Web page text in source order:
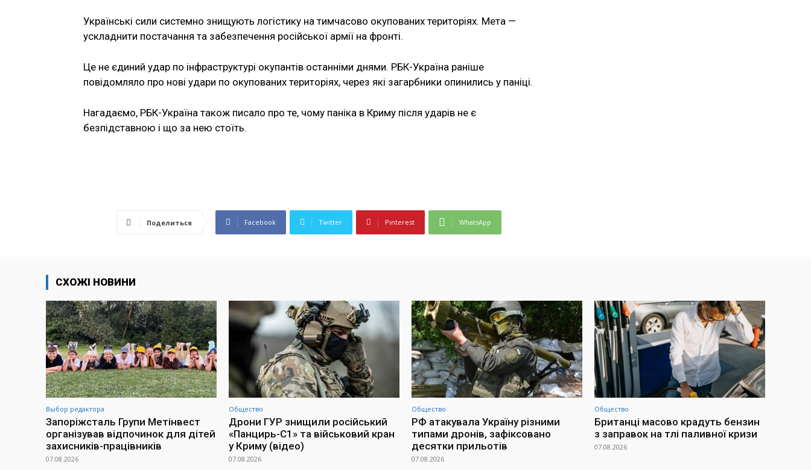
Українські сили системно знищують логістику на тимчасово окупованих територіях. Мета —
ускладнити постачання та забезпечення російської армії на фронті.
Це не єдиний удар по інфраструктурі окупантів останніми днями. РБК-Україна раніше
повідомляло про нові удари по окупованих територіях, через які загарбники опинились у паніці.
Нагадаємо, РБК-Україна також писало про те, чому паніка в Криму після ударів не є
безпідставною і що за нею стоїть.
Поделиться Facebook Twitter Pinterest WhatsApp
СХОЖІ НОВИНИ
Выбор редактора
Запоріжсталь Групи Метінвест
організував відпочинок для дітей
захисників-працівників
07.08.2026
Общество
Дрони ГУР знищили російський
«Панцирь-С1» та військовий кран
у Криму (відео)
07.08.2026
Общество
РФ атакувала Україну різними
типами дронів, зафіксовано
десятки прильотів
07.08.2026
Общество
Британці масово крадуть бензин
з заправок на тлі паливної кризи
07.08.2026